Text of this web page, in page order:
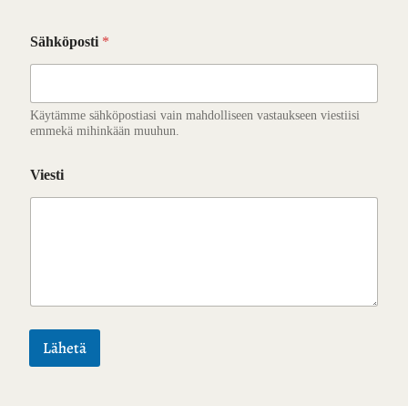
Sähköposti *
Käytämme sähköpostiasi vain mahdolliseen vastaukseen viestiisi
emmekä mihinkään muuhun.
Viesti
Lähetä